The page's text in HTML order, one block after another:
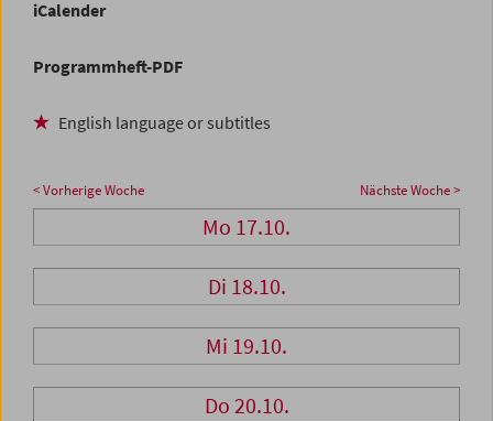
iCalender
Programmheft-PDF
English language or subtitles
< Vorherige Woche Nächste Woche >
Mo 17.10.
Di 18.10.
Mi 19.10.
Do 20.10.